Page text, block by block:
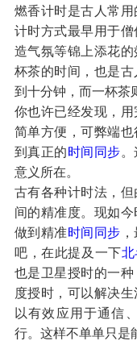
燃香计时是古人常
计时方式最早用于
造气氛等锦上添花
杯茶的时间，也是
到十分钟，而一杯茶
你也许已经发现，
简单方便，可弊端
到真正的时间同步
意义所在。
古有各种计时法，
间的精准度。现如
做到精准时间同步
吧，在此提及一下
也是卫星授时的一
度授时，可以解决
以有效应用于通信
行。这样不单单只是